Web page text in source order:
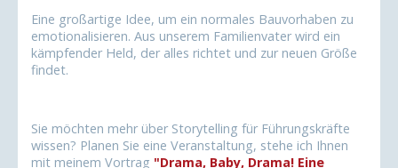
Eine großartige Idee, um ein normales Bauvorhaben zu
emotionalisieren. Aus unserem Familienvater wird ein
kämpfender Held, der alles richtet und zur neuen Größe
findet.
Sie möchten mehr über Storytelling für Führungskräfte
wissen? Planen Sie eine Veranstaltung, stehe ich Ihnen
mit meinem Vortrag "Drama, Baby, Drama! Eine